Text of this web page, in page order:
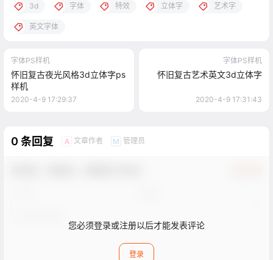
3d 字体 特效 立体字 艺术字
英文字体
字体PS样机
怀旧复古夜光风格3d立体字ps
样机
2020-4-9 17:29:37
字体PS样机
怀旧复古艺术英文3d立体字
2020-4-9 17:31:43
0 条回复 A 文章作者 M 管理员
您必须登录或注册以后才能发表评论
登录